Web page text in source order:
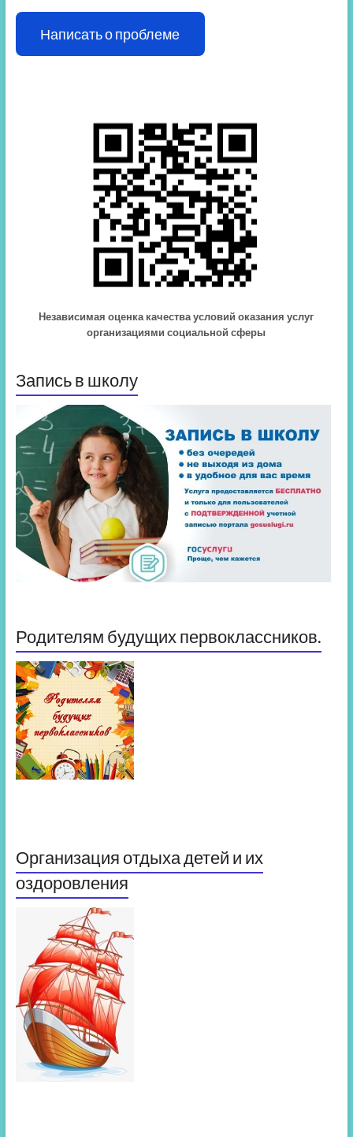
Написать о проблеме
Независимая оценка качества условий оказания услуг
организациями социальной сферы
Запись в школу
Родителям будущих первоклассников.
Организация отдыха детей и их
оздоровления